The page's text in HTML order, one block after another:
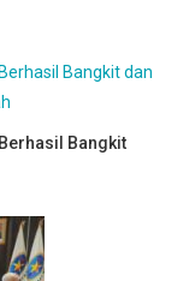
Bangkit